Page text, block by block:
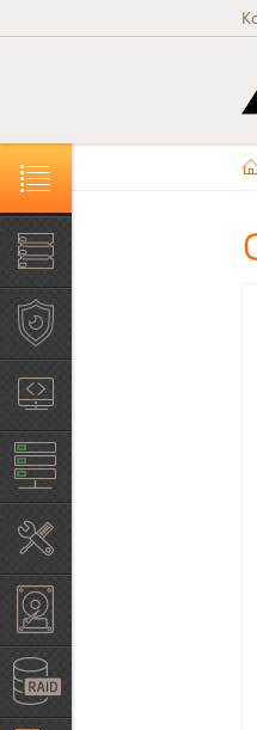
Каталог товаров и